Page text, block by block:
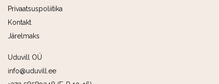
Privaatsuspoliitika
Kontakt
Järelmaks
Uduvill OÜ
info@uduvill.ee